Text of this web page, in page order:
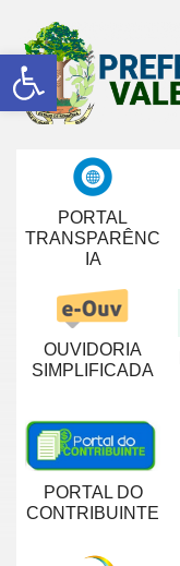
Abrir a barra de ferramentas
PORTAL
TRANSPARÊNC
IA
OUVIDORIA
SIMPLIFICADA
PORTAL DO
CONTRIBUINTE